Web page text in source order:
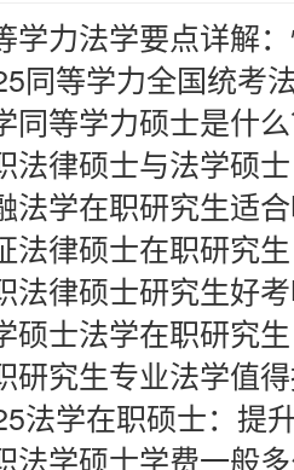
学力法学要点详解
同等学力全国统考
同等学力硕士是什么？
法律硕士与法学硕士
法学在职研究生适合
法律硕士在职研究生
法律硕士研究生好
硕士法学在职研究生
究生专业法学值得报考
法学在职硕士：提
法学硕士学费一般